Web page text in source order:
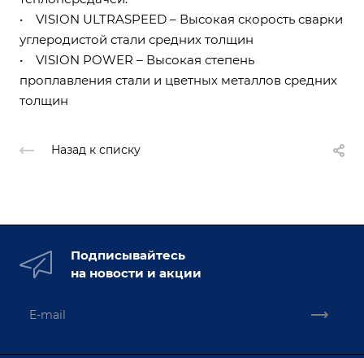
• VISION ULTRASPEED – Высокая скорость сварки
углеродистой стали средних толщин
• VISION POWER – Высокая степень
проплавления стали и цветных металлов средних
толщин
Назад к списку
Подписывайтесь
на новости и акции